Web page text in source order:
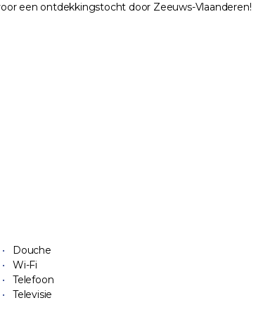
een ontdekkingstocht door Zeeuws-Vlaanderen!
Douche
Wi-Fi
Telefoon
Televisie